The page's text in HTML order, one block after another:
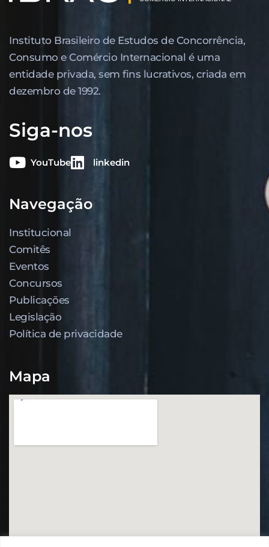
Instituto Brasileiro de Estudos de Concor­rência,
Consumo e Comércio Internacional é uma
entidade privada, sem fins lucrativos, criada em
dezembro de 1992.
Siga-nos
YouTube linkedin
Navegação
Institucional
Comitês
Eventos
Concursos
Publicações
Legislação
Política de privacidade
Mapa